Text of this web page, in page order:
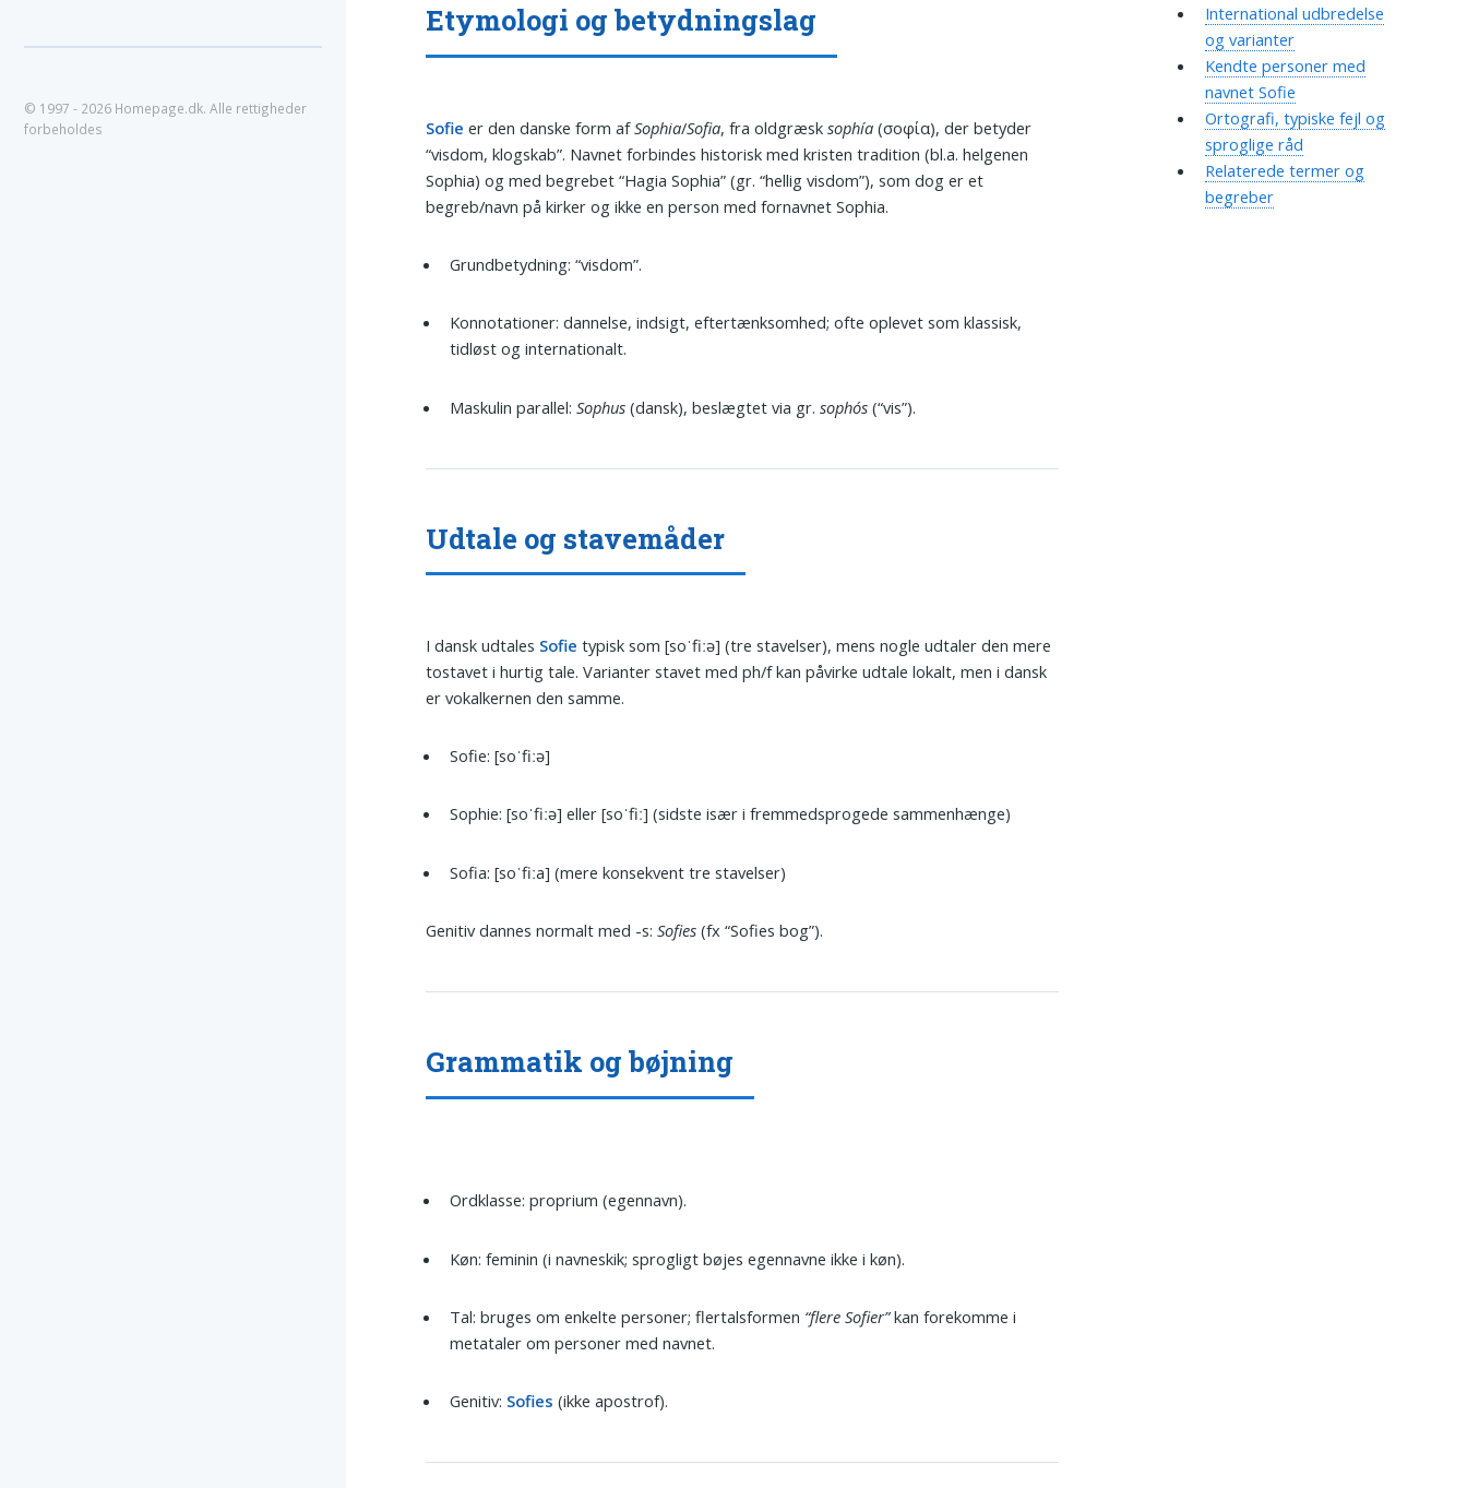
Etymologi og betydningslag
Sofie er den danske form afSophia/Sofia, fra oldgræsksophía (σοφία), der betyder
“visdom, klogskab”. Navnet forbindes historisk med kristen tradition (bl.a. helgenen
Sophia) og med begrebet “Hagia Sophia” (gr. “hellig visdom”), som dog er et
begreb/navn på kirker og ikke en person med fornavnet Sophia.
Grundbetydning: “visdom”.
Konnotationer: dannelse, indsigt, eftertænksomhed; ofte oplevet som klassisk,
tidløst og internationalt.
Maskulin parallel:Sophus (dansk), beslægtet via gr.sophós (“vis”).
Udtale og stavemåder
I dansk udtales Sofie typisk som [soˈfiːə] (tre stavelser), mens nogle udtaler den mere
tostavet i hurtig tale. Varianter stavet med ph/f kan påvirke udtale lokalt, men i dansk
er vokalkernen den samme.
Sofie: [soˈfiːə]
Sophie: [soˈfiːə] eller [soˈfiː] (sidste især i fremmedsprogede sammenhænge)
Sofia: [soˈfiːa] (mere konsekvent tre stavelser)
Genitiv dannes normalt med -s:Sofies (fx “Sofies bog”).
Grammatik og bøjning
Ordklasse: proprium (egennavn).
Køn: feminin (i navneskik; sprogligt bøjes egennavne ikke i køn).
Tal: bruges om enkelte personer; flertalsformen “flere Sofier”kan forekomme i
metataler om personer med navnet.
Genitiv: Sofies (ikke apostrof).
International udbredelse
og varianter
Kendte personer med
navnet Sofie
Ortografi, typiske fejl og
sproglige råd
Relaterede termer og
begreber
© 1997 - 2026 Homepage.dk. Alle rettigheder
forbeholdes